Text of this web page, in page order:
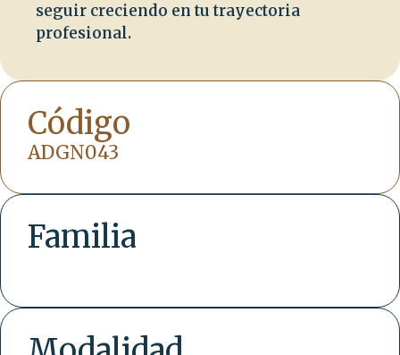
seguir creciendo en tu trayectoria
profesional.
Código
ADGN043
Familia